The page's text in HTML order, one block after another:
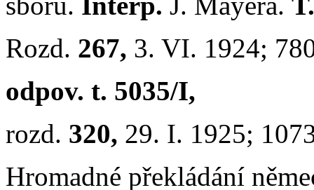
Rozd. 267, 3. VI. 1924;
odpov. t. 5035/I,
rozd. 320, 29. I. 1925;
Hromadné překládání